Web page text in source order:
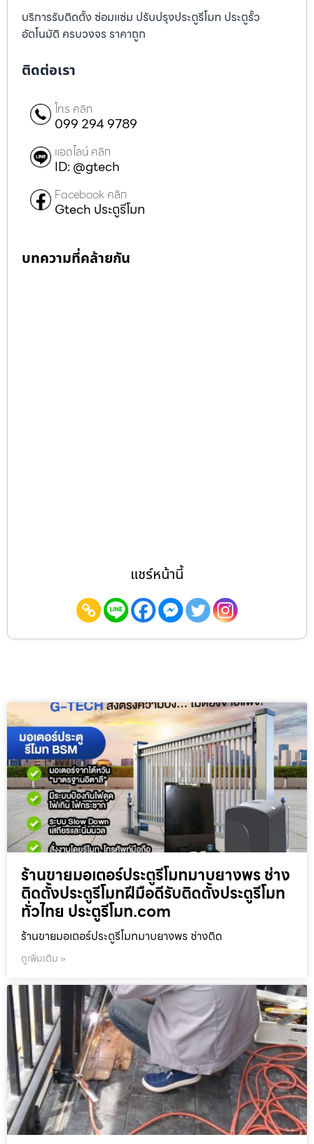
บริการรับติดตั้ง ซ่อมแซ่ม ปรับปรุงประตูรีโมท ประตูรั้ว
อัตโนมัติ ครบวงจร ราคาถูก
ติดต่อเรา
โทร คลิก
099 294 9789
แอดไลน์ คลิก
ID: @gtech
Facebook คลิก
Gtech ประตูรีโมท
บทความที่คล้ายกัน
แชร์หน้านี้
ร้านขายมอเตอร์ประตูรีโมทมาบยางพร ช่าง
ติดตั้งประตูรีโมทฝีมือดีรับติดตั้งประตูรีโมท
ทั่วไทย ประตูรีโมท.com
ร้านขายมอเตอร์ประตูรีโมทมาบยางพร ช่างติด
ดูเพิ่มเติม »